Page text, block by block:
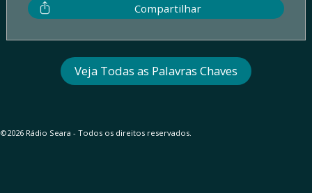
Compartilhar
Veja Todas as Palavras Chaves
©2026 Rádio Seara - Todos os direitos reservados.